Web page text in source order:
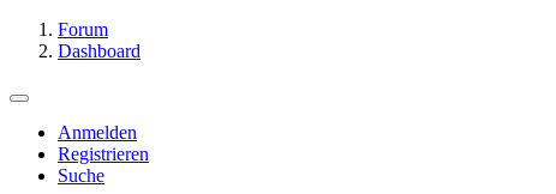
Forum
Dashboard
Anmelden
Registrieren
Suche